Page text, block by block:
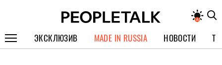
ЭКСКЛЮЗИВ MADE IN RUSSIA НОВОСТИ